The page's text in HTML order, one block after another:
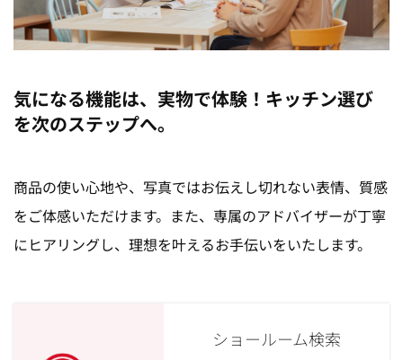
気になる機能は、実物で体験！キッチン選び
を次のステップへ。
商品の使い心地や、写真ではお伝えし切れない表情、質感
をご体感いただけます。また、専属のアドバイザーが丁寧
にヒアリングし、理想を叶えるお手伝いをいたします。
ショールーム検索